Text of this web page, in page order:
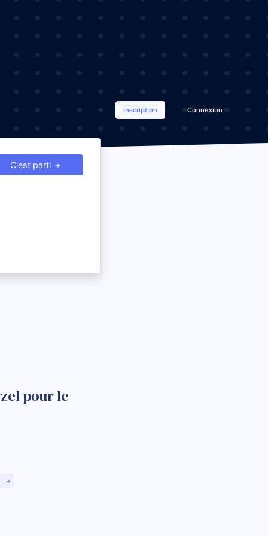
Inscription Connexion
C'est parti
pour le